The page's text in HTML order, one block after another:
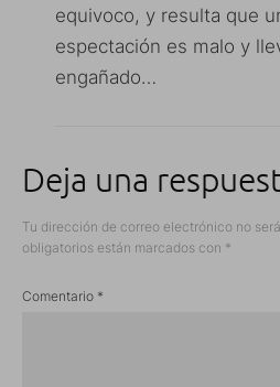
equivoco, y resulta que
espectación es malo y
engañado…
Deja una
Tu dirección de correo electrónico no
obligatorios están marcados con *
Comentario *